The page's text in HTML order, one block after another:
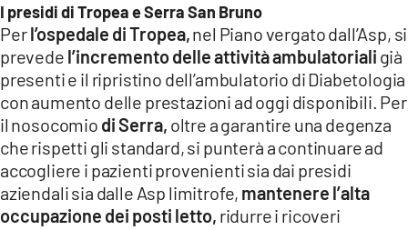
I presidi di Tropea e Serra San Bruno
Perl’ospedale di Tropea,nel Piano vergato dall’Asp, si
prevede l’incremento delle attività ambulatoriali già
presenti e il ripristino dell’ambulatorio di Diabetologia
con aumento delle prestazioni ad oggi disponibili. Per
il nosocomio di Serra, oltre a garantire una degenza
che rispetti gli standard, si punterà a continuare ad
accogliere i pazienti provenienti sia dai presidi
aziendali sia dalle Asp limitrofe, mantenere l’alta
occupazione dei posti letto, ridurre i ricoveri